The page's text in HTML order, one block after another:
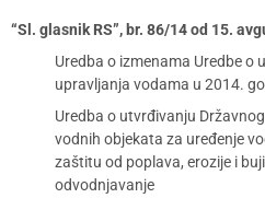
“Sl. glasnik RS”, br. 86/14 od 15.
Uredba o izmenama Uredbe o
upravljanja vodama u 2014.
Uredba o utvrđivanju
vodnih objekata za uređenje
zaštitu od poplava, erozije i
odvodnjavanje